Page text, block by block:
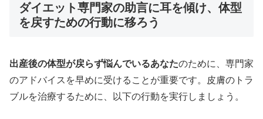
ダイエット専門家の助言に耳を傾け、体型
を戻すための行動に移ろう
出産後の体型が戻らず悩んでいるあなたのために、専門家
のアドバイスを早めに受けることが重要です。皮膚のトラ
ブルを治療するために、以下の行動を実行しましょう。